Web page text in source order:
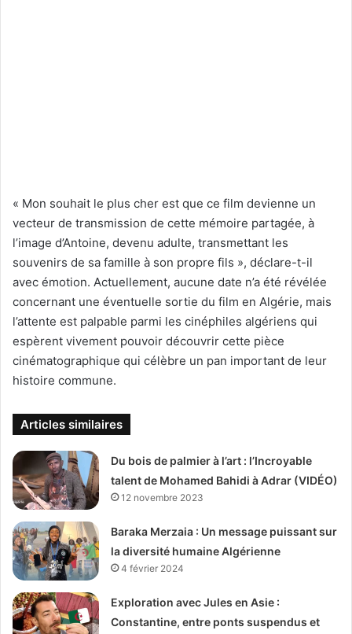
« Mon souhait le plus cher est que ce film devienne un
vecteur de transmission de cette mémoire partagée, à
l’image d’Antoine, devenu adulte, transmettant les
souvenirs de sa famille à son propre fils », déclare-t-il
avec émotion. Actuellement, aucune date n’a été révélée
concernant une éventuelle sortie du film en Algérie, mais
l’attente est palpable parmi les cinéphiles algériens qui
espèrent vivement pouvoir découvrir cette pièce
cinématographique qui célèbre un pan important de leur
histoire commune.
Articles similaires
Du bois de palmier à l’art : l’Incroyable
talent de Mohamed Bahidi à Adrar (VIDÉO)
12 novembre 2023
Baraka Merzaia : Un message puissant sur
la diversité humaine Algérienne
4 février 2024
Exploration avec Jules en Asie :
Constantine, entre ponts suspendus et